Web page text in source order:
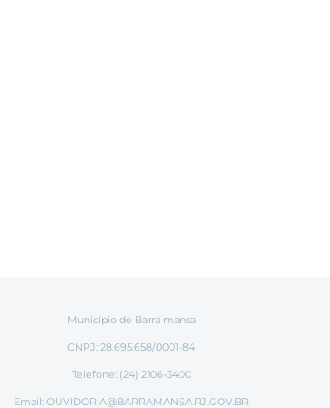
Município de Barra mansa
CNPJ: 28.695.658/0001-84
Telefone: (24) 2106-3400
Email:OUVIDORIA@BARRAMANSA.RJ.GOV.BR